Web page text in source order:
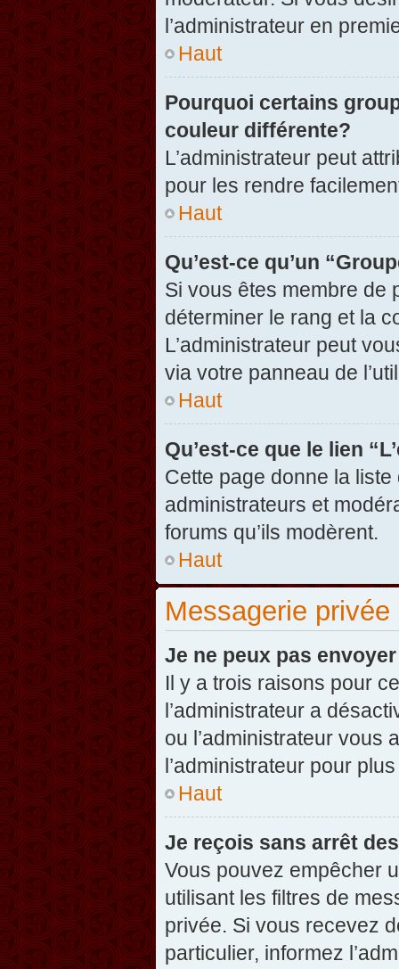
l’administrateur en
Haut
Pourquoi certains
couleur différente?
L’administrateur peut
pour les rendre
Haut
Qu’est-ce qu’un
Si vous êtes membre de
déterminer le rang et la
L’administrateur peut
via votre panneau de
Haut
Qu’est-ce que le lien
Cette page donne la
administrateurs et
forums qu’ils modèrent.
Haut
Messagerie privée
Je ne peux pas
Il y a trois raisons pour
l’administrateur a
ou l’administrateur vous
l’administrateur pour
Haut
Je reçois sans arrêt
Vous pouvez empêcher
utilisant les filtres de
privée. Si vous recevez
particulier, informez